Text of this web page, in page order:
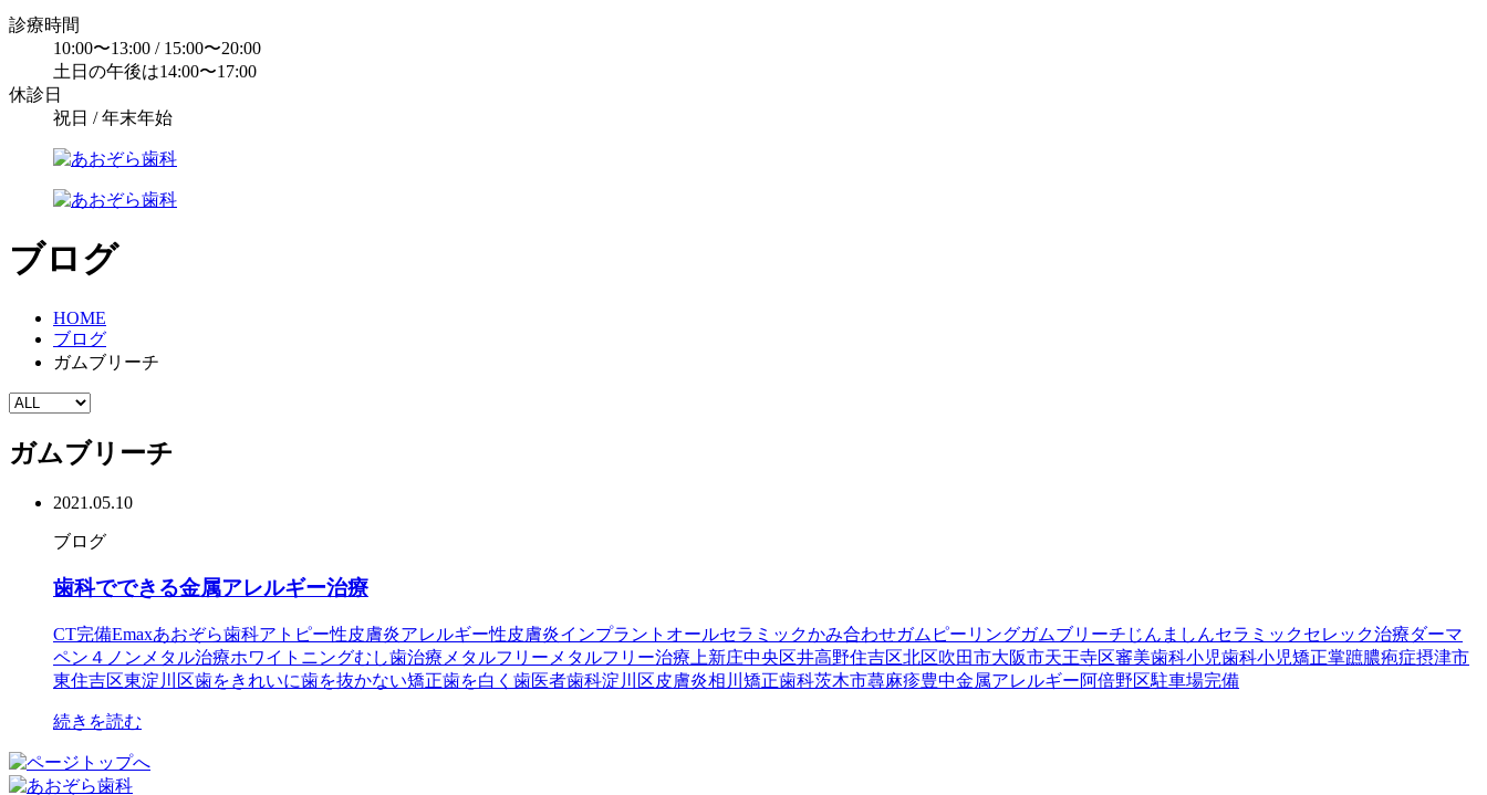
診療時間
10:00〜13:00 / 15:00〜20:00
土日の午後は14:00〜17:00
休診日
祝日 / 年末年始
ブログ
HOME
ブログ
ガムブリーチ
ガムブリーチ
2021.05.10
ブログ
歯科でできる金属アレルギー治療
CT完備Emaxあおぞら歯科アトピー性皮膚炎アレルギー性皮膚炎インプラント オールセラミックかみ合わせガムピーリングガムブリーチ じんましんセラミックセレック治療ダーマ
ペン４ ノンメタル治療ホワイトニングむし歯治療 メタルフリー メタルフリー治療 上新庄中央区井高野住吉区北区吹田市大阪市天王寺区審美歯科小児歯科小児矯正掌蹠膿疱症摂津市
東住吉区東淀川区歯をきれいに歯を抜かない矯正歯を白く 歯医者歯科淀川区皮膚炎相川 矯正歯科茨木市蕁麻疹豊中金属アレルギー阿倍野区駐車場完備
続きを読む